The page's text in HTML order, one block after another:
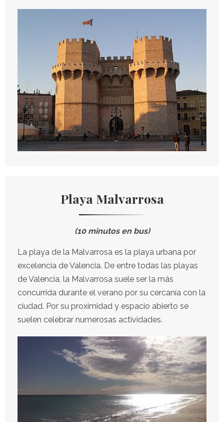
Playa Malvarrosa
(10 minutos en bus)
La playa de la Malvarrosa es la playa urbana por
excelencia de Valencia. De entre todas las playas
de Valencia, la Malvarrosa suele ser la más
concurrida durante el verano por su cercanía con la
ciudad. Por su proximidad y espacio abierto se
suelen celebrar numerosas actividades.